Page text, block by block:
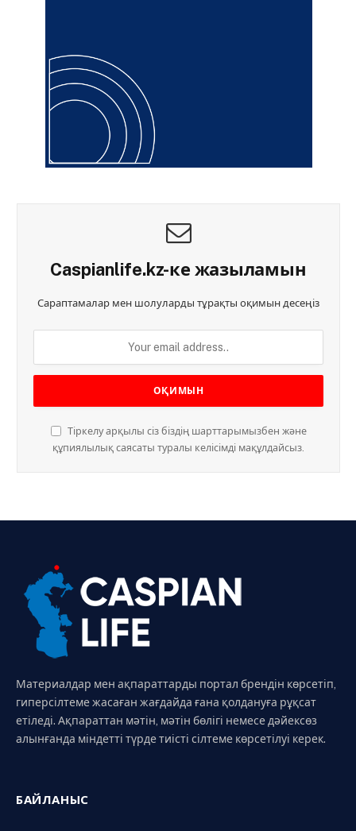
Caspianlife.kz-ке жазыламын
Сараптамалар мен шолуларды тұрақты оқимын десеңіз
Тіркелу арқылы сіз біздің шарттарымызбен және
құпиялылық саясаты туралы келісімді мақұлдайсыз.
Материалдар мен ақпараттарды портал брендін көрсетіп,
гиперсілтеме жасаған жағдайда ғана қолдануға рұқсат
етіледі. Ақпараттан мәтін, мәтін бөлігі немесе дәйексөз
алынғанда міндетті түрде тиісті сілтеме көрсетілуі керек.
БАЙЛАНЫС